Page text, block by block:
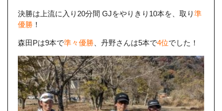
決勝は上流に入り20分間 GJをやりきり10本を、取り準
優勝 ！
森田Pは9本で準々優勝 、丹野さんは5本で4位でした！